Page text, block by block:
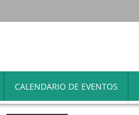
CALENDARIO DE EVENTOS